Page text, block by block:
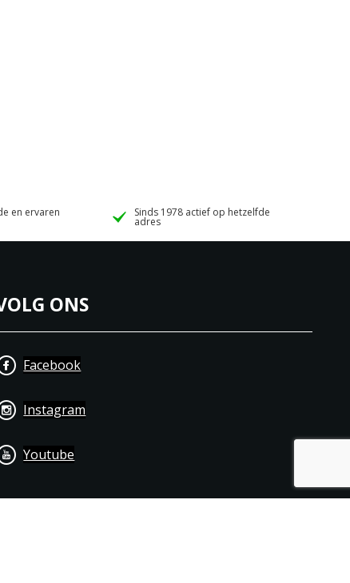
en ervaren Sinds 1978 actief op hetzelfde
adres
ONS
Facebook
Instagram
Youtube